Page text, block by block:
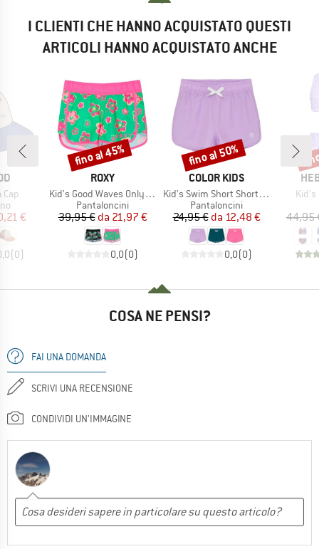
I CLIENTI CHE HANNO ACQUISTATO QUESTI
ARTICOLI HANNO ACQUISTATO ANCHE
Cap
prodotti
ridotto
€
(0)
MARCHIO
ROXY
Articolo
Kid's Good Waves Only Boardshorts
Gruppo di prodotti
Pantaloncini
Prezzo
39,95 € Prezzo ridotto
da 21,97 €
0,0(0)
Sconto
fino al 45%
MARCHIO
COLOR KIDS
Articolo
Kid's Swim Short Shorts Solid
Gruppo di prodotti
Pantaloncini
Prezzo
24,95 € Prezzo ridotto
da 12,48 €
0,0(0)
Sconto
fino al 50%
Kid's
44,95
COSA NE PENSI?
FAI UNA DOMANDA
SCRIVI UNA RECENSIONE
CONDIVIDI UN'IMMAGINE